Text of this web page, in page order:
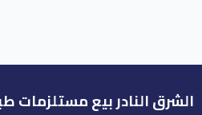
الشرق النادر بيع مستلزمات